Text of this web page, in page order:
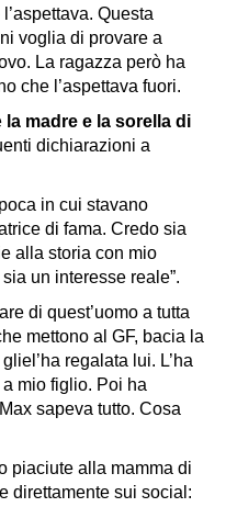
Questa
voglia di provare a
La ragazza però ha
che l’aspettava fuori.
la madre e la sorella di
dichiarazioni a
in cui stavano
di fama. Credo sia
alla storia con mio
un interesse reale”.
di quest’uomo a tutta
mettono al GF, bacia la
regalata lui. L’ha
mio figlio. Poi ha
sapeva tutto. Cosa
piaciute alla mamma di
direttamente sui social: